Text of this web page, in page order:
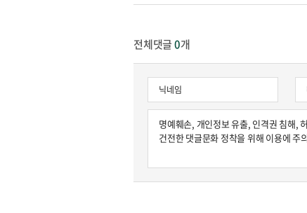
전체댓글0개